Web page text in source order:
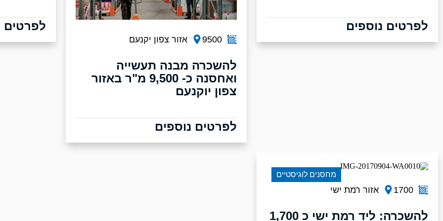
לפרטים נוספים
9500 אזור צפון יקנעם
להשכרה מבנה תעשייה
ואחסנה כ- 9,500 מ"ר באזור
צפון יוקנעם
לפרטים נוספים
לפרטים
1700 אזור רמת ישי
להשכרה: ליד רמת ישי כ 1,700
מחסנים לוגיסטיים